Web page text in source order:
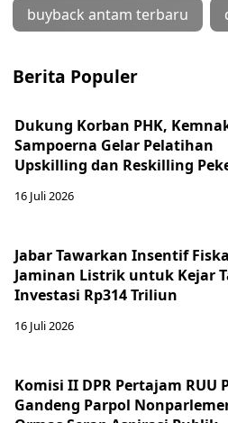
buyback antam terbaru
Berita Populer
Dukung Korban PHK,
Sampoerna Gelar Pelatihan
Upskilling dan Reskilling
16 Juli 2026
Jabar Tawarkan Insentif
Jaminan Listrik untuk Kejar
Investasi Rp314 Triliun
16 Juli 2026
Komisi II DPR Pertajam RUU
Gandeng Parpol